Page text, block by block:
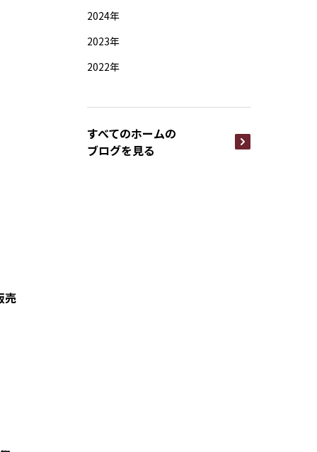
売
2024年
2023年
2022年
すべてのホームの
ブログを見る